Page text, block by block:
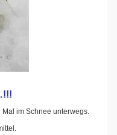
im Schnee unterwegs.